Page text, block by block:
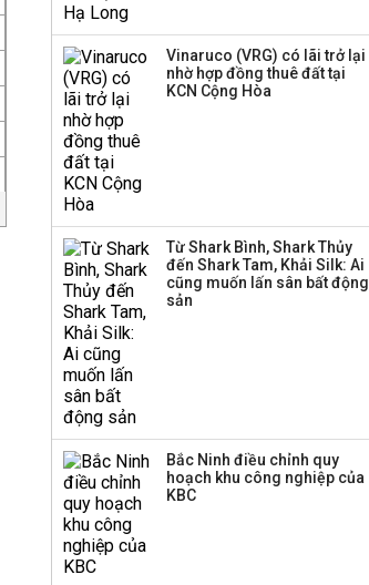
thu nhập cho hộ kinh
doanh, doanh nghiệp
có doanh thu dưới 10 tỷ
Vinaruco (VRG) có lãi trở lại
nhờ hợp đồng thuê đất tại
KCN Cộng Hòa
Từ Shark Bình, Shark Thủy
đến Shark Tam, Khải Silk: Ai
cũng muốn lấn sân bất động
sản
Bắc Ninh điều chỉnh quy
hoạch khu công nghiệp của
KBC